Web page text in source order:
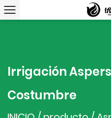
Irrigación
Costumbre